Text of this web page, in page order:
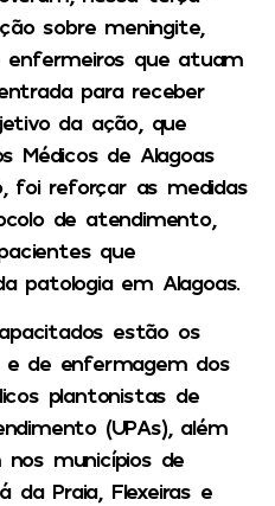
sobre meningite,
que atuam
para receber
da ação, que
Médicos de Alagoas
foi reforçar as medidas
de atendimento,
que
patologia em Alagoas.
estão os
e de enfermagem dos
plantonistas de
(UPAs), além
municípios de
da Praia, Flexeiras e